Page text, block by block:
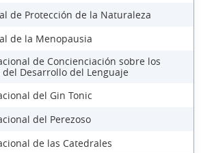
de Protección de la Naturaleza
de la Menopausia
de Concienciación sobre los
del Desarrollo del Lenguaje
del Gin Tonic
del Perezoso
de las Catedrales